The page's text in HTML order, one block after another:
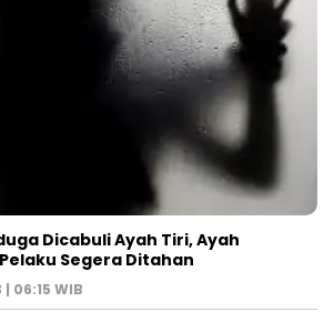
Dicabuli Ayah Tiri, Ayah
Segera Ditahan
06:15 WIB